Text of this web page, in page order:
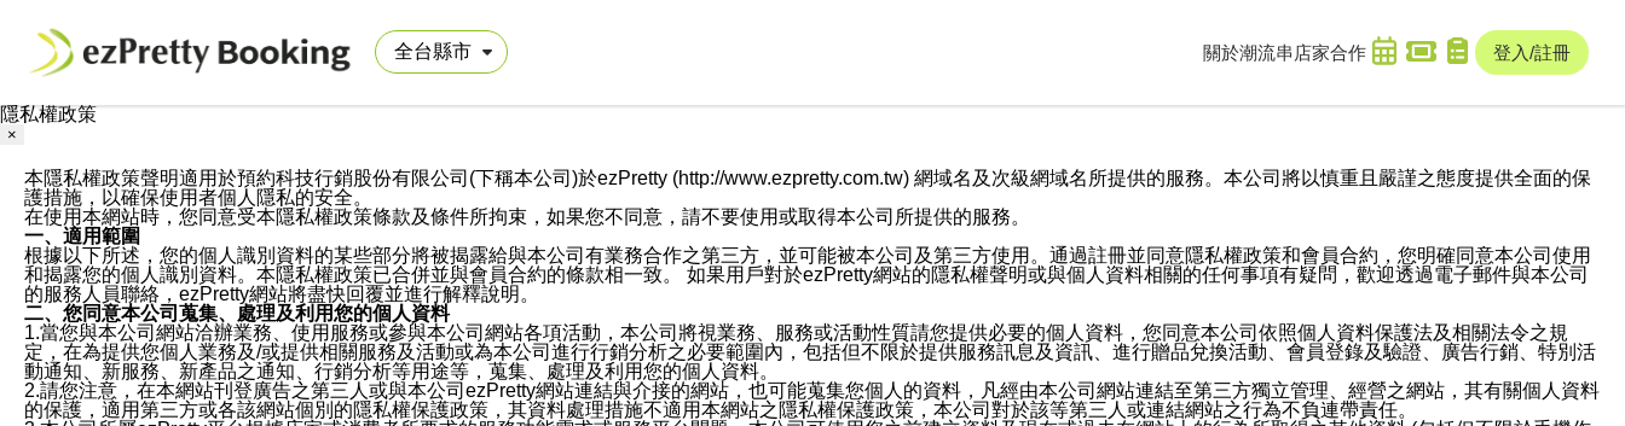
關於潮流串 店家合作 登入/註冊
隱私權政策
×
本隱私權政策聲明適用於預約科技行銷股份有限公司(下稱本公司)於ezPretty (http://www.ezpretty.com.tw) 網域名及次級網域名所提供的服務。本公司將以慎重且嚴謹之態度提供全面的保
護措施，以確保使用者個人隱私的安全。
在使用本網站時，您同意受本隱私權政策條款及條件所拘束，如果您不同意，請不要使用或取得本公司所提供的服務。
一、適用範圍
根據以下所述，您的個人識別資料的某些部分將被揭露給與本公司有業務合作之第三方，並可能被本公司及第三方使用。通過註冊並同意隱私權政策和會員合約，您明確同意本公司使用
和揭露您的個人識別資料。本隱私權政策已合併並與會員合約的條款相一致。 如果用戶對於ezPretty網站的隱私權聲明或與個人資料相關的任何事項有疑問，歡迎透過電子郵件與本公司
的服務人員聯絡，ezPretty網站將盡快回覆並進行解釋說明。
二、您同意本公司蒐集、處理及利用您的個人資料
1.當您與本公司網站洽辦業務、使用服務或參與本公司網站各項活動，本公司將視業務、服務或活動性質請您提供必要的個人資料，您同意本公司依照個人資料保護法及相關法令之規
定，在為提供您個人業務及/或提供相關服務及活動或為本公司進行行銷分析之必要範圍內，包括但不限於提供服務訊息及資訊、進行贈品兌換活動、會員登錄及驗證、廣告行銷、特別活
動通知、新服務、新產品之通知、行銷分析等用途等，蒐集、處理及利用您的個人資料。
2.請您注意，在本網站刊登廣告之第三人或與本公司ezPretty網站連結與介接的網站，也可能蒐集您個人的資料，凡經由本公司網站連結至第三方獨立管理、經營之網站，其有關個人資料
的保護，適用第三方或各該網站個別的隱私權保護政策，其資料處理措施不適用本網站之隱私權保護政策，本公司對於該等第三人或連結網站之行為不負連帶責任。